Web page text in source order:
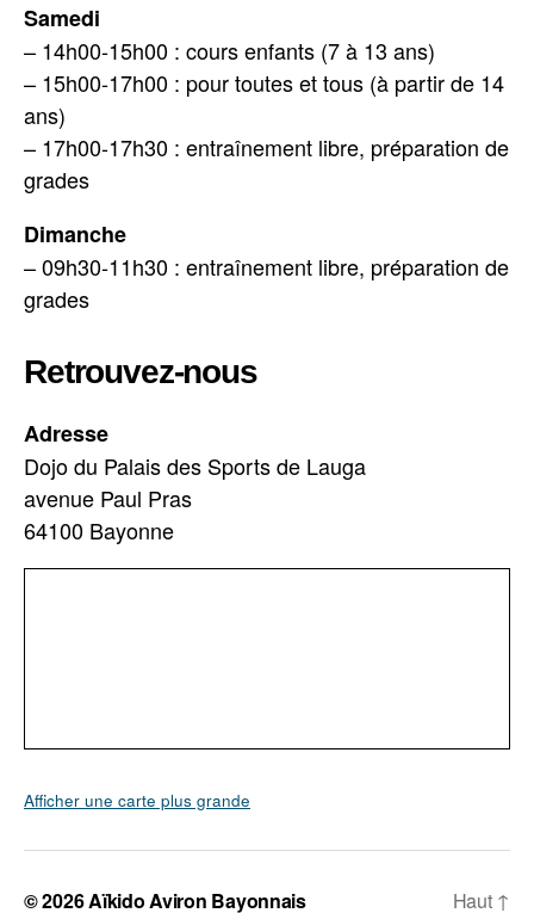
Samedi
– 14h00-15h00 : cours enfants (7 à 13 ans)
– 15h00-17h00 : pour toutes et tous (à partir de 14
ans)
– 17h00-17h30 : entraînement libre, préparation de
grades
Dimanche
– 09h30-11h30 : entraînement libre, préparation de
grades
Retrouvez-nous
Adresse
Dojo du Palais des Sports de Lauga
avenue Paul Pras
64100 Bayonne
Afficher une carte plus grande
© 2026Aïkido Aviron Bayonnais Haut ↑